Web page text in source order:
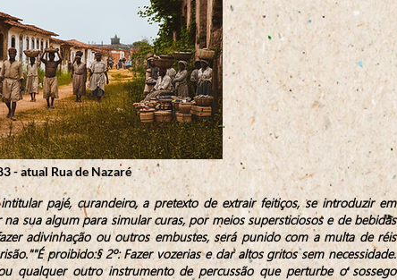
- atual Rua de Nazaré
pajé, curandeiro, a pretexto de extrair feitiços, se introduzir em
sua algum para simular curas, por meios supersticiosos e de bebidas
adivinhação ou outros embustes, será punido com a multa de réis
proibido:§ 2º: Fazer vozerias e dar altos gritos sem necessidade.
qualquer outro instrumento de percussão que perturbe o sossego